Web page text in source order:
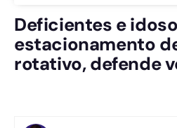
Deficientes e
estacionamento
rotativo, defende